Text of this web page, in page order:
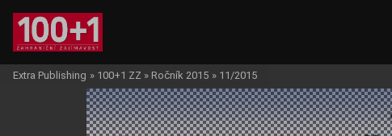
Extra Publishing » 100+1 ZZ » Ročník 2015 » 11/2015